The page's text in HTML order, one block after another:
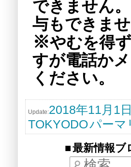
できません
与もできま
※やむを得
すが電話か
ください。
Update:2018年11月1日
TOKYODOパーマ
最新情報ブ
検索